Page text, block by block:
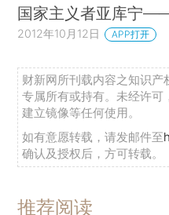
国家主义者亚库宁
2012年10月12日 APP打开
财新网所刊载内容之知识产
专属所有或持有。未经许可
建立镜像等任何使用。
如有意愿转载，请发邮件至
确认及授权后，方可转载。
推荐阅读